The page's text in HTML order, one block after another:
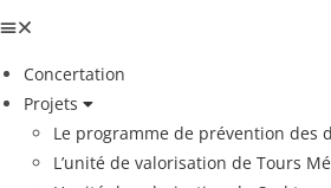
Concertation
Projets
Le programme de prévention des
L’unité de valorisation de Tours